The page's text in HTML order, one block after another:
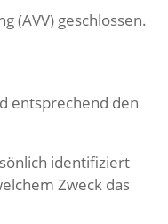
(AVV) geschlossen.
entsprechend den
identifiziert
Zweck das